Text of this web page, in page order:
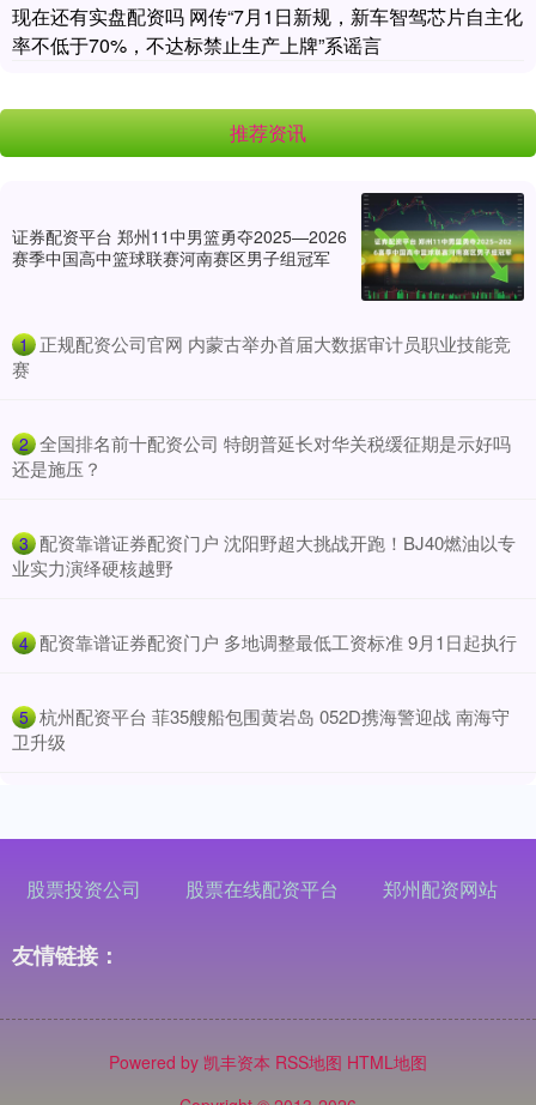
现在还有实盘配资吗 网传“7月1日新规，新车智驾芯片自主化
率不低于70%，不达标禁止生产上牌”系谣言
推荐资讯
证券配资平台 郑州11中男篮勇夺2025—2026
赛季中国高中篮球联赛河南赛区男子组冠军
1 ​正规配资公司官网 内蒙古举办首届大数据审计员职业技能竞
赛
2 ​全国排名前十配资公司 特朗普延长对华关税缓征期是示好吗
还是施压？
3 ​配资靠谱证券配资门户 沈阳野超大挑战开跑！BJ40燃油以专
业实力演绎硬核越野
4 ​配资靠谱证券配资门户 多地调整最低工资标准 9月1日起执行
5 ​杭州配资平台 菲35艘船包围黄岩岛 052D携海警迎战 南海守
卫升级
股票投资公司 股票在线配资平台 郑州配资网站
友情链接：
Powered by 凯丰资本 RSS地图 HTML地图